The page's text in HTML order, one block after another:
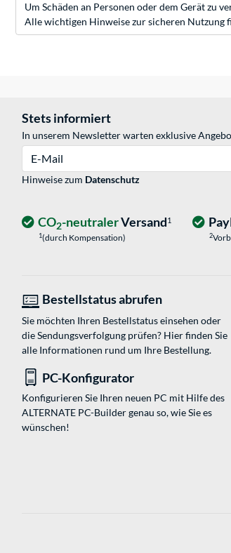
Um Schäden an Personen oder dem Gerät zu
Alle wichtigen Hinweise zur sicheren Nutzung
Stets informiert
In unserem Newsletter warten exklusive
Hinweise zum Datenschutz
CO2-neutralerVersand1
1(durch Kompensation) 2
Bestellstatus abrufen
Sie möchten Ihren Bestellstatus einsehen oder
die Sendungsverfolgung prüfen? Hier finden Sie
alle Informationen rund um Ihre Bestellung.
PC-Konfigurator
Konfigurieren Sie Ihren neuen PC mit Hilfe des
ALTERNATE PC-Builder genau so, wie Sie es
wünschen!